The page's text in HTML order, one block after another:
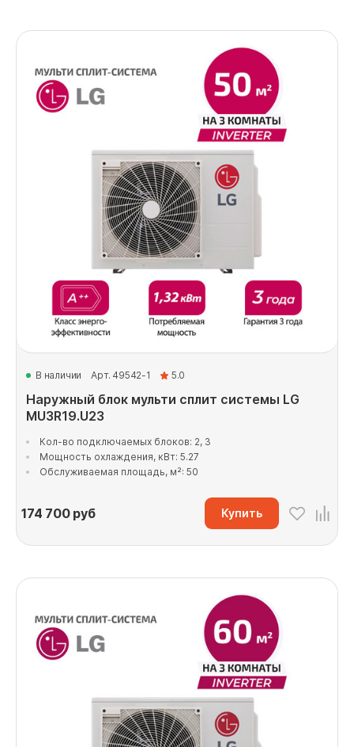
В наличии Арт. 49542-1 5.0
Наружный блок мульти сплит системы LG
MU3R19.U23
Кол-во подключаемых блоков: 2, 3
Мощность охлаждения, кВт: 5.27
Обслуживаемая площадь, м²: 50
174 700руб Купить